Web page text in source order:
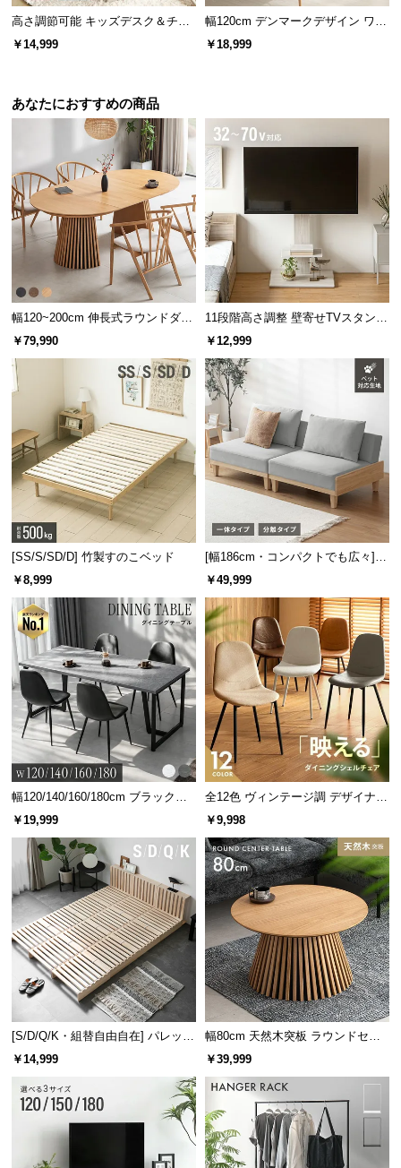
天板の下には電源タップが置ける収納棚付き。コー
ドやケーブルを床に置かずにまとめられ、掃除もし
やすくなります。
横幅 奥行き 高さ
キズや汚れに強い天板
美しいウッド調の天板には、キズや汚れに強い樹脂
加工を施しました。筆記時も安心してお使い頂けま
す。
強度に優れたスチールフレーム
曲がりや歪みに強いスチールフレームを採用。耐久
性が高く、安全にご使用いただけます。
高さ調節可能 キッズデスク＆チェ
アセット
￥14,999
幅120cm デンマークデザイン ワー
クデスク
￥18,999
あなたにおすすめの商品
幅120~200cm 伸長式ラウンドダイ
ニングテーブル 6人掛け 天然木突
板 美しい格子デザイン
￥79,990
11段階高さ調整 壁寄せTVスタンド
キャスター付き 上下左右角度調節
￥12,999
[SS/S/SD/D] 竹製すのこベッド
￥8,999
[幅186cm・コンパクトでも広々] 3
人掛けソファベッド リクライニン
￥49,999
幅120/140/160/180cm ブラックフ
レーム ダイニング 大理石調 4人掛
￥19,999
全12色 ヴィンテージ調 デザイナー
ズシェルチェア
￥9,998
[S/D/Q/K・組替自由自在] パレット
ベッド 8/12/16枚セット
￥14,999
幅80cm 天然木突板 ラウンドセン
ターテーブル 美しい格子デザイン
￥39,999